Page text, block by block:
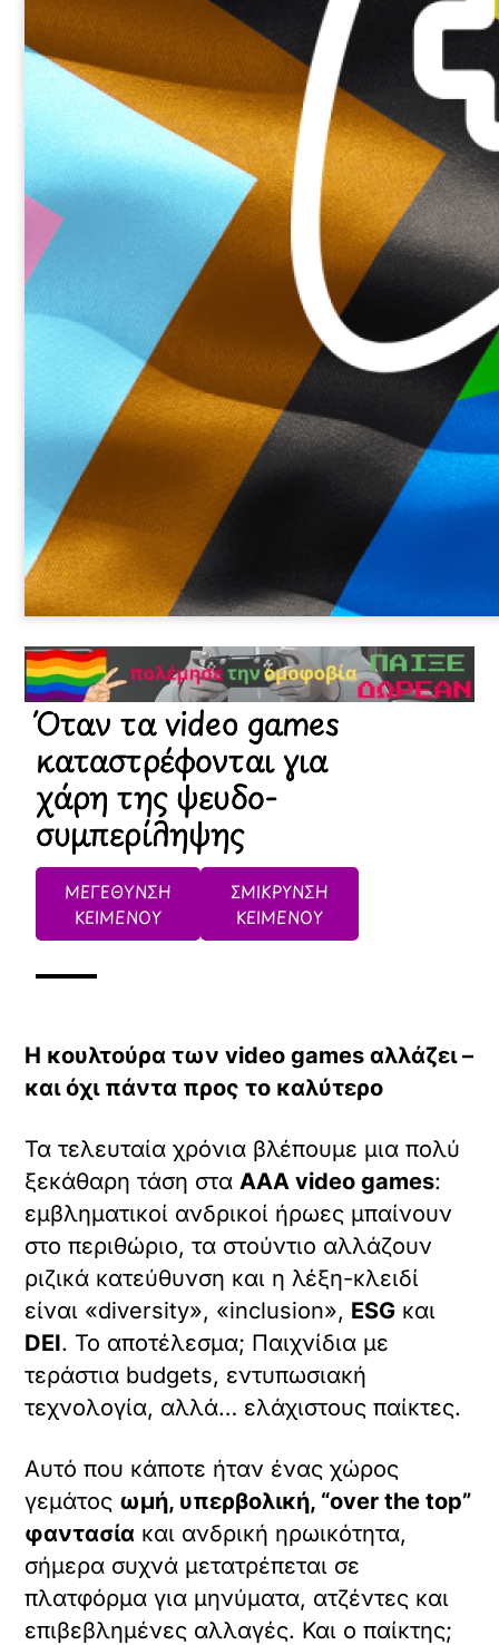
Όταν τα video games
καταστρέφονται για
χάρη της ψευδο-
συμπερίληψης
ΜΕΓΕΘΥΝΣΗ
ΚΕΙΜΕΝΟΥ
ΣΜΙΚΡΥΝΣΗ
ΚΕΙΜΕΝΟΥ
Η κουλτούρα των video games αλλάζει –
και όχι πάντα προς το καλύτερο
Τα τελευταία χρόνια βλέπουμε μια πολύ
ξεκάθαρη τάση στα AAA video games:
εμβληματικοί ανδρικοί ήρωες μπαίνουν
στο περιθώριο, τα στούντιο αλλάζουν
ριζικά κατεύθυνση και η λέξη-κλειδί
είναι «diversity», «inclusion», ESG και
DEI. Το αποτέλεσμα; Παιχνίδια με
τεράστια budgets, εντυπωσιακή
τεχνολογία, αλλά… ελάχιστους παίκτες.
Αυτό που κάποτε ήταν ένας χώρος
γεμάτος ωμή, υπερβολική, “over the top”
φαντασία και ανδρική ηρωικότητα,
σήμερα συχνά μετατρέπεται σε
πλατφόρμα για μηνύματα, ατζέντες και
επιβεβλημένες αλλαγές. Και ο παίκτης;